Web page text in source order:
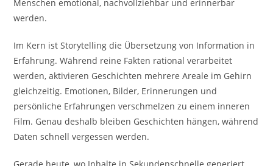
Menschen emotional, nachvollziehbar und erinnerbar
werden.
Im Kern ist Storytelling die Übersetzung von Information in
Erfahrung. Während reine Fakten rational verarbeitet
werden, aktivieren Geschichten mehrere Areale im Gehirn
gleichzeitig. Emotionen, Bilder, Erinnerungen und
persönliche Erfahrungen verschmelzen zu einem inneren
Film. Genau deshalb bleiben Geschichten hängen, während
Daten schnell vergessen werden.
Gerade heute, wo Inhalte in Sekundenschnelle generiert